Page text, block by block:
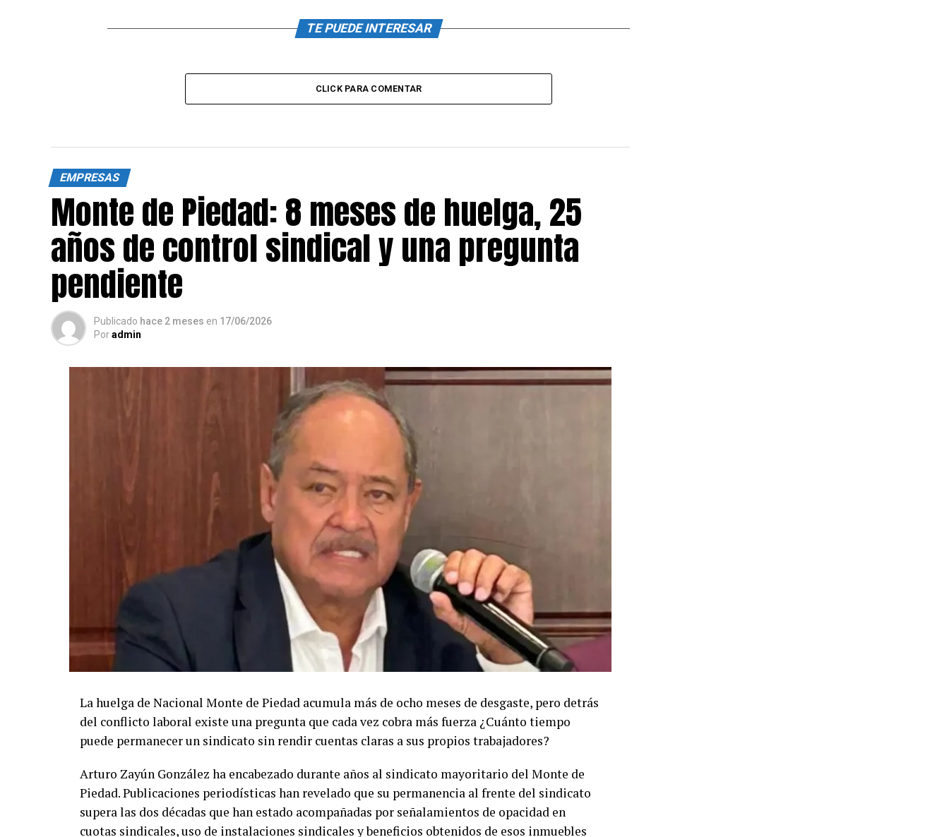
TE PUEDE INTERESAR
CLICK PARA COMENTAR
EMPRESAS
Monte de Piedad: 8 meses de huelga, 25
años de control sindical y una pregunta
pendiente
Publicado hace 2 meses en 17/06/2026
Poradmin
La huelga de Nacional Monte de Piedad acumula más de ocho meses de desgaste, pero detrás
del conflicto laboral existe una pregunta que cada vez cobra más fuerza ¿Cuánto tiempo
puede permanecer un sindicato sin rendir cuentas claras a sus propios trabajadores?
Arturo Zayún González ha encabezado durante años al sindicato mayoritario del Monte de
Piedad. Publicaciones periodísticas han revelado que su permanencia al frente del sindicato
supera las dos décadas que han estado acompañadas por señalamientos de opacidad en
cuotas sindicales, uso de instalaciones sindicales y beneficios obtenidos de esos inmuebles